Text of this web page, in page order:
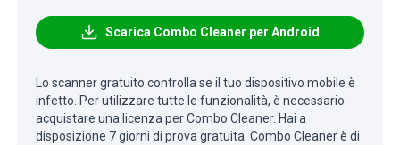
Scarica Combo Cleaner per Android
Lo scanner gratuito controlla se il tuo dispositivo mobile è
infetto. Per utilizzare tutte le funzionalità, è necessario
acquistare una licenza per Combo Cleaner. Hai a
disposizione 7 giorni di prova gratuita. Combo Cleaner è di